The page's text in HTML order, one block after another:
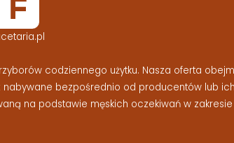
codziennego użytku. Nasza oferta
bezpośrednio od producentów lub
na podstawie męskich oczekiwań w